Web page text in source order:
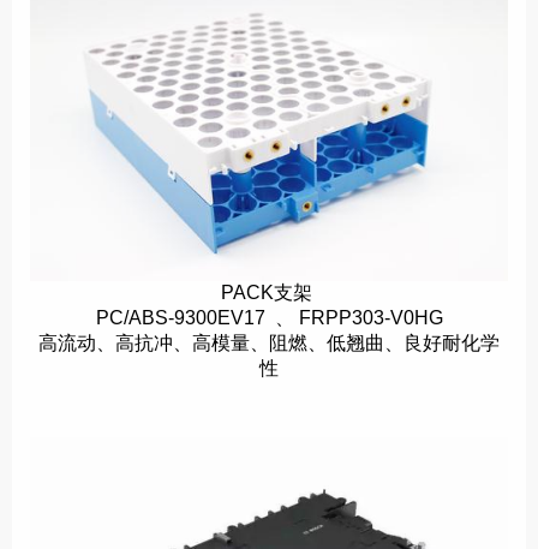
PACK支架
PC/ABS-9300EV17 、 FRPP303-V0HG
高流动、高抗冲、高模量、阻燃、低翘曲、良好耐化学
性